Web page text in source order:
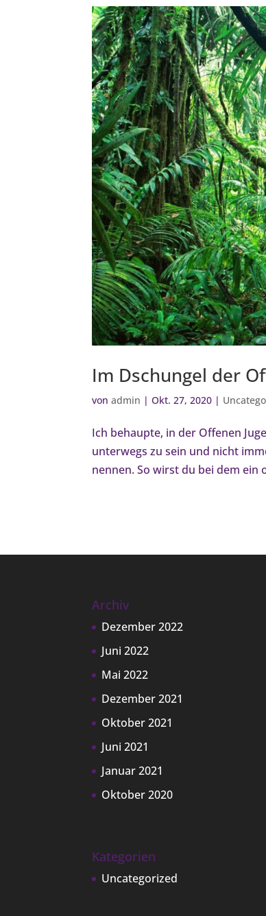
Im Dschungel der
vonadmin |Okt. 27, 2020 |
Ich behaupte, in der Offenen
unterwegs zu sein und nicht
nennen. So wirst du bei dem ein
Archiv
Dezember 2022
Juni 2022
Mai 2022
Dezember 2021
Oktober 2021
Juni 2021
Januar 2021
Oktober 2020
Kategorien
Uncategorized